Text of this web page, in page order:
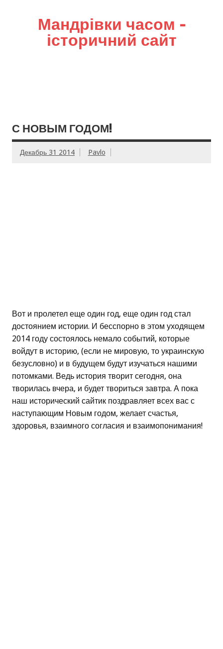
Мандрівки часом –
історичний сайт
С НОВЫМ ГОДОМ!
Декабрь 31 2014 Pavlo
Вот и пролетел еще один год, еще один год стал
достоянием истории. И бесспорно в этом уходящем
2014 году состоялось немало событий, которые
войдут в историю, (если не мировую, то украинскую
безусловно) и в будущем будут изучаться нашими
потомками. Ведь история творит сегодня, она
творилась вчера, и будет твориться завтра. А пока
наш исторический сайтик поздравляет всех вас с
наступающим Новым годом, желает счастья,
здоровья, взаимного согласия и взаимопонимания!